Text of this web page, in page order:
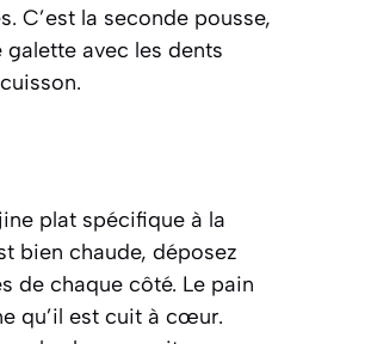
C’est la seconde pousse,
avec les dents
plat spécifique à la
bien chaude, déposez
de chaque côté. Le pain
qu’il est cuit à cœur.